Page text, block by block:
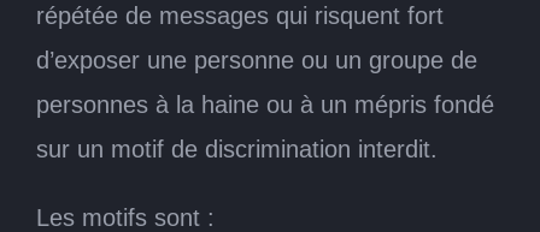
répétée de messages qui risquent fort
d’exposer une personne ou un groupe de
personnes à la haine ou à un mépris fondé
sur un motif de discrimination interdit.
Les motifs sont :